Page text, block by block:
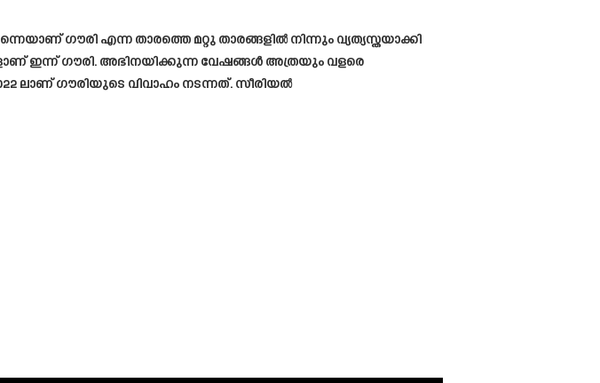
ഗൗരി എന്ന താരത്തെ മറ്റു താരങ്ങളിൽ നിന്നും വ്യത്യസ്തയാക്കി
ഇന്ന് ഗൗരി. അഭിനയിക്കുന്ന വേഷങ്ങൾ അത്രയും വളരെ
ലാണ് ഗൗരിയുടെ വിവാഹം നടന്നത്. സീരിയൽ